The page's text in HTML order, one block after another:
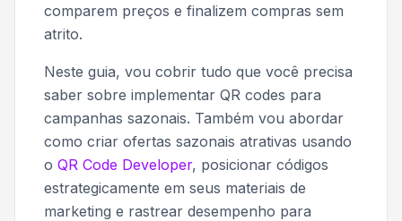
comparem preços e finalizem compras sem
atrito.
Neste guia, vou cobrir tudo que você precisa
saber sobre implementar QR codes para
campanhas sazonais. Também vou abordar
como criar ofertas sazonais atrativas usando
o QR Code Developer, posicionar códigos
estrategicamente em seus materiais de
marketing e rastrear desempenho para